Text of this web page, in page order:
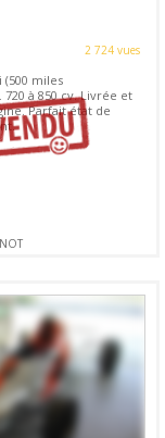
2 724 vues
(500 miles
720 à 850 cv. Livrée et
Parfait état de